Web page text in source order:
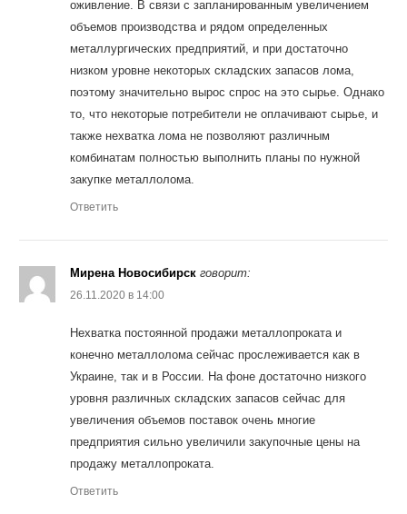
оживление. В связи с запланированным увеличением
объемов производства и рядом определенных
металлургических предприятий, и при достаточно
низком уровне некоторых складских запасов лома,
поэтому значительно вырос спрос на это сырье. Однако
то, что некоторые потребители не оплачивают сырье, и
также нехватка лома не позволяют различным
комбинатам полностью выполнить планы по нужной
закупке металлолома.
Ответить
Мирена Новосибирск говорит:
26.11.2020 в 14:00
Нехватка постоянной продажи металлопроката и
конечно металлолома сейчас прослеживается как в
Украине, так и в России. На фоне достаточно низкого
уровня различных складских запасов сейчас для
увеличения объемов поставок очень многие
предприятия сильно увеличили закупочные цены на
продажу металлопроката.
Ответить